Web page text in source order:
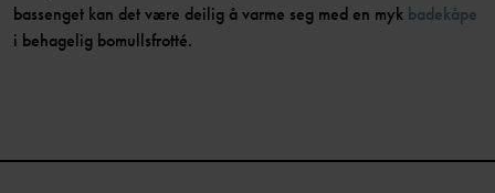
bassenget kan det være deilig å varme seg med en myk badekåpe
i behagelig bomullsfrotté.